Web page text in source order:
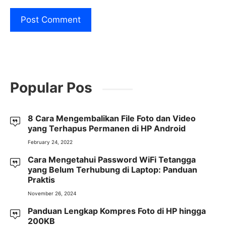
Popular Pos
8 Cara Mengembalikan File Foto dan Video
yang Terhapus Permanen di HP Android
February 24, 2022
Cara Mengetahui Password WiFi Tetangga
yang Belum Terhubung di Laptop: Panduan
Praktis
November 26, 2024
Panduan Lengkap Kompres Foto di HP hingga
200KB